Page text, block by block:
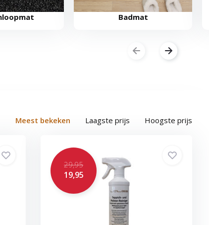
Badmat
Meest bekeken Laagste prijs Hoogste prijs
29,95
19,95